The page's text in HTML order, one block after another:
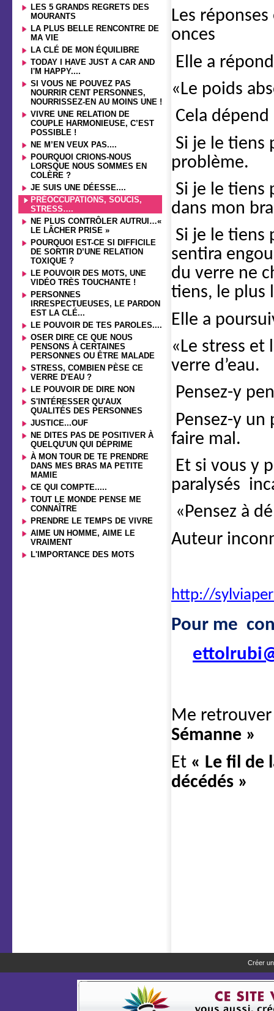
LES 5 GRANDS REGRETS DES
MOURANTS
LA PLUS BELLE RENCONTRE DE
MA VIE
LA CLÉ DE MON ÉQUILIBRE
TODAY I HAVE JUST A CAR AND
I'M HAPPY....
SI VOUS NE POUVEZ PAS
NOURRIR CENT PERSONNES,
NOURRISSEZ-EN AU MOINS UNE !
VIVRE UNE RELATION DE
COUPLE HARMONIEUSE, C’EST
POSSIBLE !
NE M’EN VEUX PAS....
POURQUOI CRIONS-NOUS
LORSQUE NOUS SOMMES EN
COLÈRE ?
JE SUIS UNE DÉESSE....
PRÉOCCUPATIONS, SOUCIS,
STRESS….
NE PLUS CONTRÔLER AUTRUI…«
LE LÂCHER PRISE »
POURQUOI EST-CE SI DIFFICILE
DE SORTIR D’UNE RELATION
TOXIQUE ?
LE POUVOIR DES MOTS, UNE
VIDÉO TRÈS TOUCHANTE !
PERSONNES
IRRESPECTUEUSES, LE PARDON
EST LA CLÉ...
LE POUVOIR DE TES PAROLES....
OSER DIRE CE QUE NOUS
PENSONS À CERTAINES
PERSONNES OU ÊTRE MALADE
STRESS, COMBIEN PÈSE CE
VERRE D'EAU ?
LE POUVOIR DE DIRE NON
S'INTÉRESSER QU'AUX
QUALITÉS DES PERSONNES
JUSTICE...OUF
NE DITES PAS DE POSITIVER À
QUELQU'UN QUI DÉPRIME
À MON TOUR DE TE PRENDRE
DANS MES BRAS MA PETITE
MAMIE
CE QUI COMPTE.....
TOUT LE MONDE PENSE ME
CONNAÎTRE
PRENDRE LE TEMPS DE VIVRE
AIME UN HOMME, AIME LE
VRAIMENT
L'IMPORTANCE DES MOTS
Les
onces
Elle a
«Le poids
Cela
Si je le tiens
problème.
Si je le tiens
dans mon
Si je le tiens
sentira
du verre ne
tiens, le plus
Elle a
«Le stress et
verre d’eau.
Pensez-y
Pensez-y
faire mal.
Et si vous y
paralysés
«Pensez à
Auteur
http://
Pour me
Me
Sémanne »
Et « Le fil de
décédés »
Créer